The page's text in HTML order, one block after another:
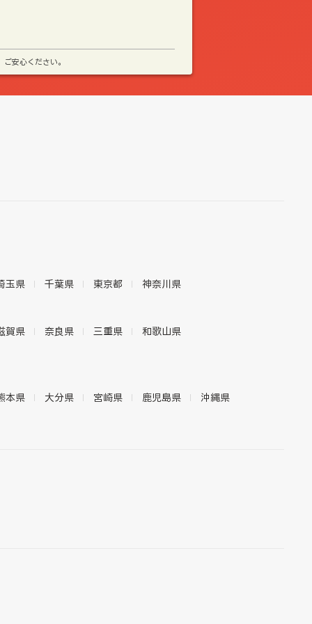
安心ください。
玉県 千葉県 東京都 神奈川県
賀県 奈良県 三重県 和歌山県
本県 大分県 宮崎県 鹿児島県 沖縄県